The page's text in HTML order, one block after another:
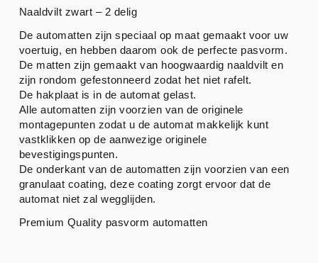
Naaldvilt zwart – 2 delig
De automatten zijn speciaal op maat gemaakt voor uw
voertuig, en hebben daarom ook de perfecte pasvorm.
De matten zijn gemaakt van hoogwaardig naaldvilt en
zijn rondom gefestonneerd zodat het niet rafelt.
De hakplaat is in de automat gelast.
Alle automatten zijn voorzien van de originele
montagepunten zodat u de automat makkelijk kunt
vastklikken op de aanwezige originele
bevestigingspunten.
De onderkant van de automatten zijn voorzien van een
granulaat coating, deze coating zorgt ervoor dat de
automat niet zal wegglijden.
Premium Quality pasvorm automatten